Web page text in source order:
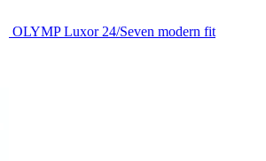
OLYMP Luxor 24/Seven modern fit